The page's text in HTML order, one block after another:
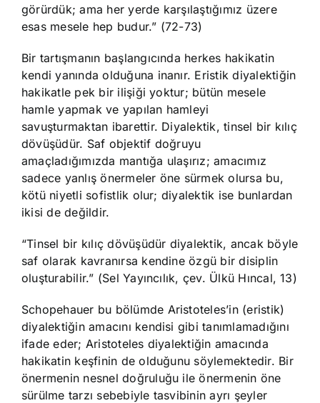
görürdük; ama her yerde karşılaştığımız üzere
esas mesele hep budur.” (72-73)
Bir tartışmanın başlangıcında herkes hakikatin
kendi yanında olduğuna inanır. Eristik diyalektiğin
hakikatle pek bir ilişiği yoktur; bütün mesele
hamle yapmak ve yapılan hamleyi
savuşturmaktan ibarettir. Diyalektik, tinsel bir kılıç
dövüşüdür. Saf objektif doğruyu
amaçladığımızda mantığa ulaşırız; amacımız
sadece yanlış önermeler öne sürmek olursa bu,
kötü niyetli sofistlik olur; diyalektik ise bunlardan
ikisi de değildir.
“Tinsel bir kılıç dövüşüdür diyalektik, ancak böyle
saf olarak kavranırsa kendine özgü bir disiplin
oluşturabilir.” (Sel Yayıncılık, çev. Ülkü Hıncal, 13)
Schopehauer bu bölümde Aristoteles’in (eristik)
diyalektiğin amacını kendisi gibi tanımlamadığını
ifade eder; Aristoteles diyalektiğin amacında
hakikatin keşfinin de olduğunu söylemektedir. Bir
önermenin nesnel doğruluğu ile önermenin öne
sürülme tarzı sebebiyle tasvibinin ayrı şeyler